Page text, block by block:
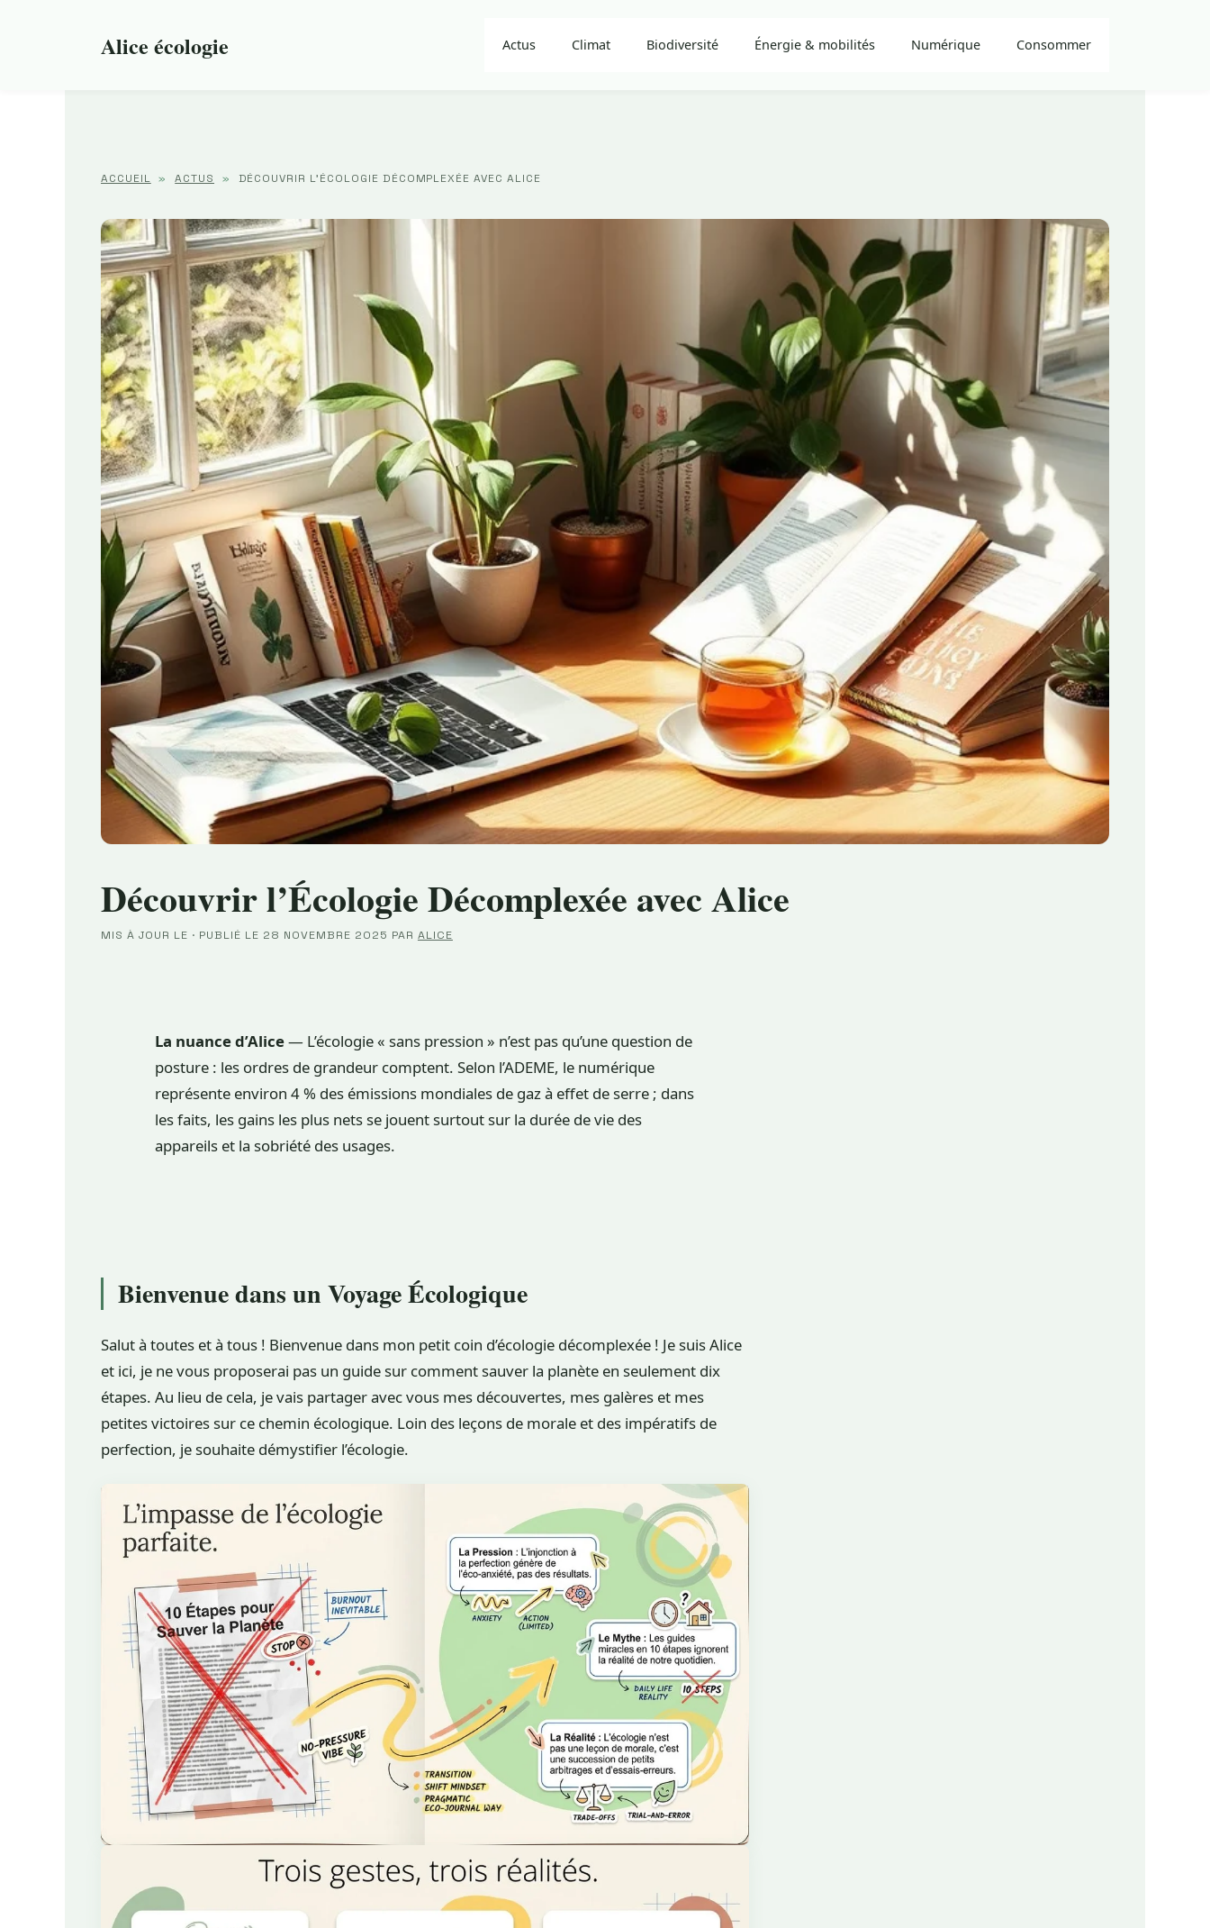
Alice écologie Actus Climat Biodiversité Énergie & mobilités Numérique Consommer
ACCUEIL » ACTUS » DÉCOUVRIR L’ÉCOLOGIE DÉCOMPLEXÉE AVEC ALICE
Découvrir l’Écologie Décomplexée avec Alice
MIS À JOUR LE · PUBLIÉ LE 28 NOVEMBRE 2025 PAR ALICE
La nuance d’Alice— L’écologie « sans pression » n’est pas qu’une question de
posture : les ordres de grandeur comptent. Selon l’ADEME, le numérique
représente environ 4 % des émissions mondiales de gaz à effet de serre ; dans
les faits, les gains les plus nets se jouent surtout sur la durée de vie des
appareils et la sobriété des usages.
Bienvenue dans un Voyage Écologique
Salut à toutes et à tous ! Bienvenue dans mon petit coin d’écologie décomplexée ! Je suis Alice
et ici, je ne vous proposerai pas un guide sur comment sauver la planète en seulement dix
étapes. Au lieu de cela, je vais partager avec vous mes découvertes, mes galères et mes
petites victoires sur ce chemin écologique. Loin des leçons de morale et des impératifs de
perfection, je souhaite démystifier l’écologie.